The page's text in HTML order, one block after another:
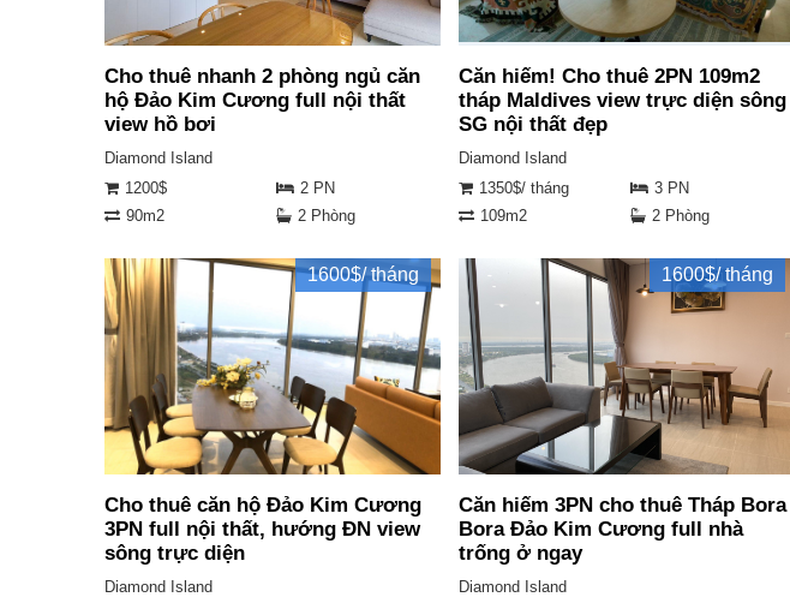
Cho thuê nhanh 2 phòng ngủ căn
hộ Đảo Kim Cương full nội thất
view hồ bơi
Diamond Island
1200$
2 PN
90m2
2 Phòng
Căn hiếm! Cho thuê 2PN 109m2
tháp Maldives view trực diện sông
SG nội thất đẹp
Diamond Island
1350$/ tháng
3 PN
109m2
2 Phòng
1600$/ tháng
Cho thuê căn hộ Đảo Kim Cương
3PN full nội thất, hướng ĐN view
sông trực diện
Diamond Island
1600$/ tháng
Căn hiếm 3PN cho thuê Tháp Bora
Bora Đảo Kim Cương full nhà
trống ở ngay
Diamond Island